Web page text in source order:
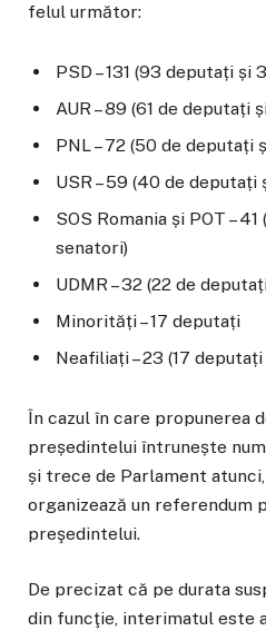
felul următor:
PSD – 131 (93 deputați și
AUR – 89 (61 de deputați
PNL – 72 (50 de deputați
USR – 59 (40 de deputați
SOS Romania și POT –
senatori)
UDMR – 32 (22 de
Minorități – 17 deputați
Neafiliați – 23 (17
În cazul în care propunerea
președintelui întrunește
și trece de Parlament
organizează un referendum
preşedintelui.
De precizat că pe durata
din funcţie, interimatul este